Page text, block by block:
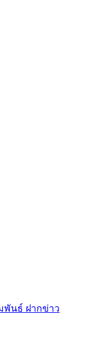
มพันธ์ ฝากข่าว